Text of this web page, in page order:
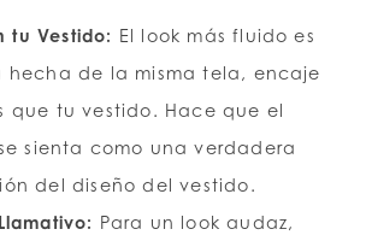
tu Vestido: El look más fluido es
hecha de la misma tela, encaje
que tu vestido. Hace que el
sienta como una verdadera
del diseño del vestido.
Para un look audaz,